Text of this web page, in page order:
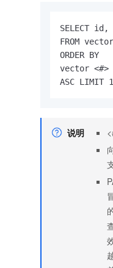
SELECT
FROM
ORDER BY
vector
ASC LIMIT
说明